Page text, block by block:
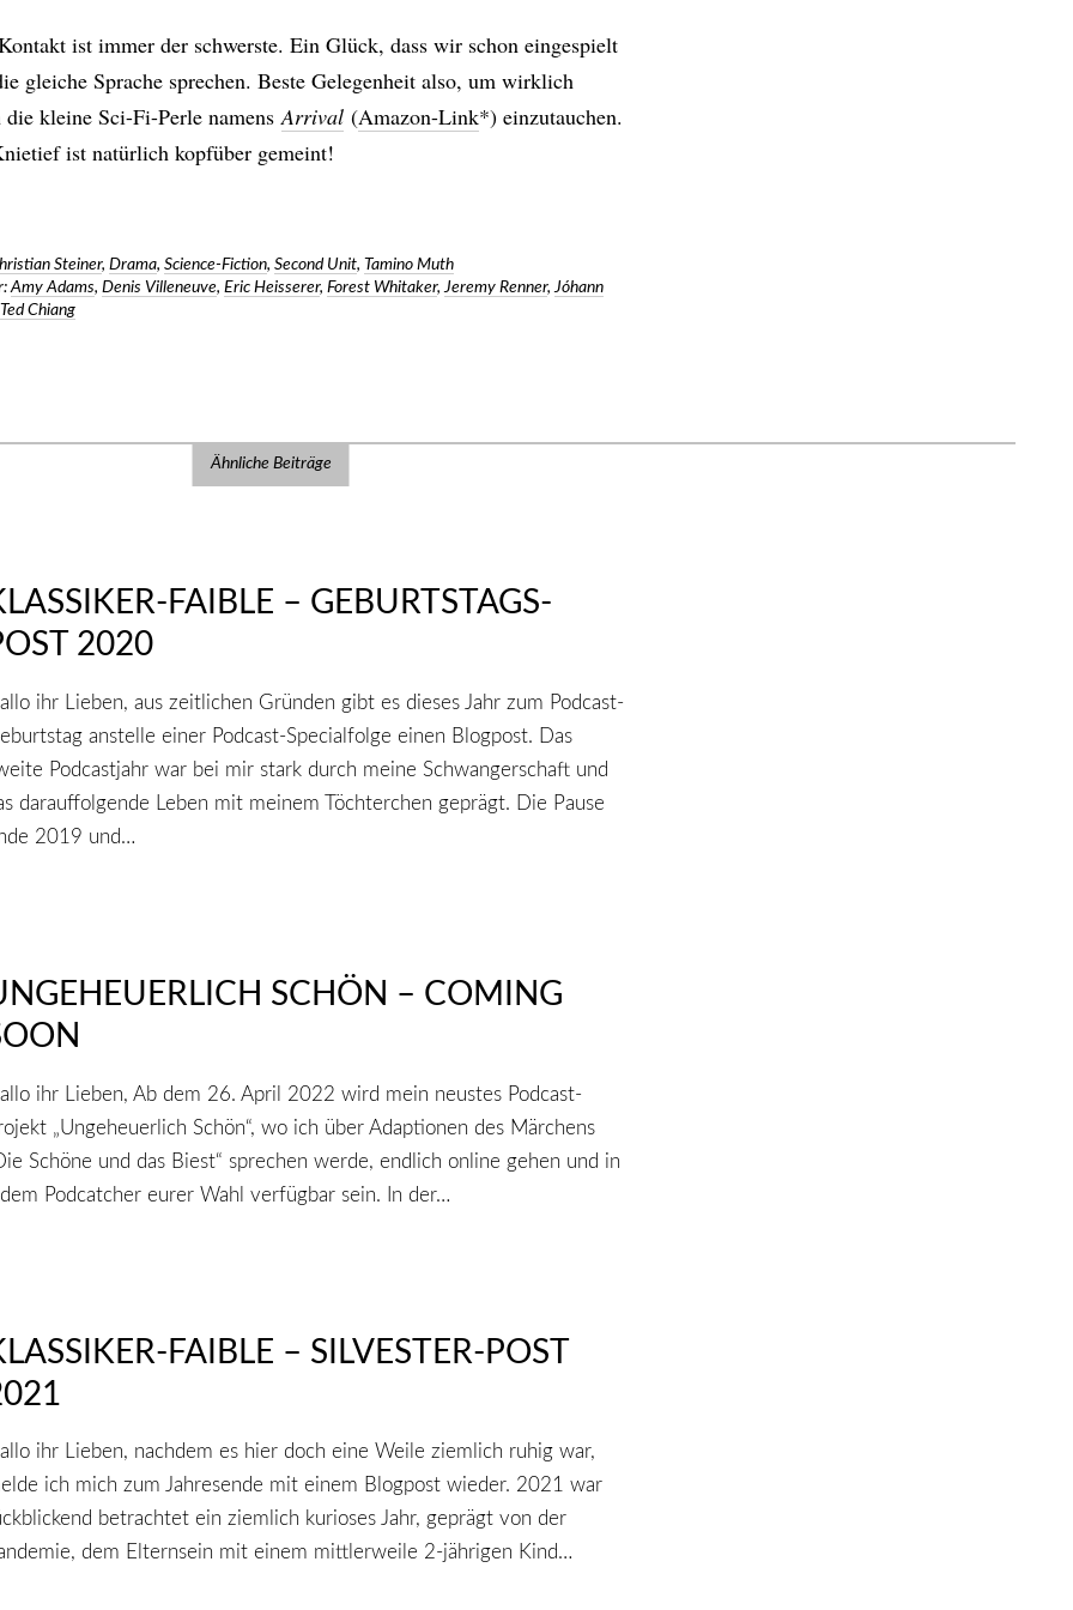
ist immer der schwerste. Ein Glück, dass wir schon eingespielt
gleiche Sprache sprechen. Beste Gelegenheit also, um wirklich
kleine Sci-Fi-Perle namensArrival (Amazon-Link*) einzutauchen.
ist natürlich kopfüber gemeint!
Steiner,Drama,Science-Fiction,Second Unit, Tamino Muth
Amy Adams,Denis Villeneuve,Eric Heisserer,Forest Whitaker,Jeremy Renner,Jóhann
Ted Chiang
Ähnliche Beiträge
FAIBLE – GEBURTSTAGS-
2020
ihr Lieben, aus zeitlichen Gründen gibt es dieses Jahr zum Podcast-
anstelle einer Podcast-Specialfolge einen Blogpost. Das
Podcastjahr war bei mir stark durch meine Schwangerschaft und
darauffolgende Leben mit meinem Töchterchen geprägt. Die Pause
2019 und…
SCHÖN – COMING
ihr Lieben, Ab dem 26. April 2022 wird mein neustes Podcast-
„Ungeheuerlich Schön“, wo ich über Adaptionen des Märchens
Schöne und das Biest“ sprechen werde, endlich online gehen und in
Podcatcher eurer Wahl verfügbar sein. In der…
FAIBLE – SILVESTER-POST
ihr Lieben, nachdem es hier doch eine Weile ziemlich ruhig war,
ich mich zum Jahresende mit einem Blogpost wieder. 2021 war
betrachtet ein ziemlich kurioses Jahr, geprägt von der
dem Elternsein mit einem mittlerweile 2-jährigen Kind…